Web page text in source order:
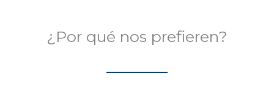
¿Por qué nos prefieren?